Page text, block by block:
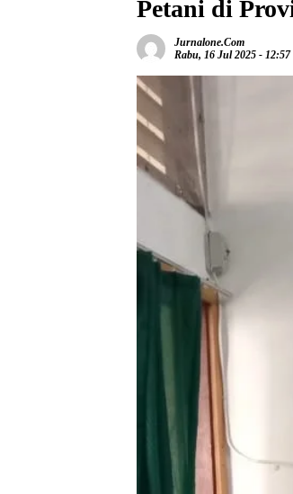
Petani di
Jurnalone.com
Rabu, 16 Jul 2025 -